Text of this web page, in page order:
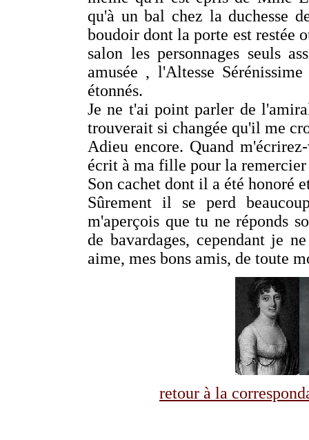
qu'à un bal chez la duchesse
boudoir dont la porte est restée
salon les personnages seuls
amusée , l'Altesse
étonnés.
Je ne t'ai point parler de
trouverait si changée qu'il me
Adieu encore. Quand
écrit à ma fille pour la remercier
Son cachet dont il a été honoré
Sûrement il se perd
m'aperçois que tu ne réponds
de bavardages, cependant je
aime, mes bons amis, de toute
retour à la